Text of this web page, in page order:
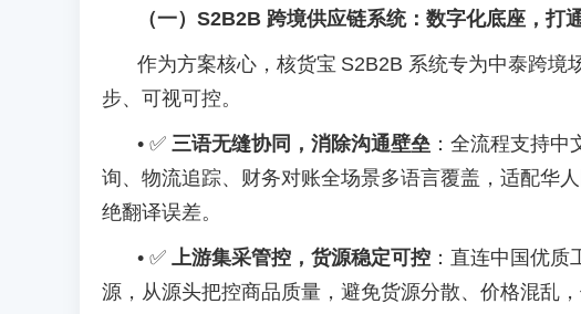
（一） S2B2B 跨境供应链系统：数字化底座，打
作为方案核心，核货宝 S2B2B 系统专为中泰跨境
步、可视可控。
• ✅ 三语无缝协同，消除沟通壁垒 ：全流程支持
询、物流追踪、财务对账全场景多语言覆盖，适配华
绝翻译误差。
• ✅ 上游集采管控，货源稳定可控 ：直连中国优
源，从源头把控商品质量，避免货源分散、价格混乱，